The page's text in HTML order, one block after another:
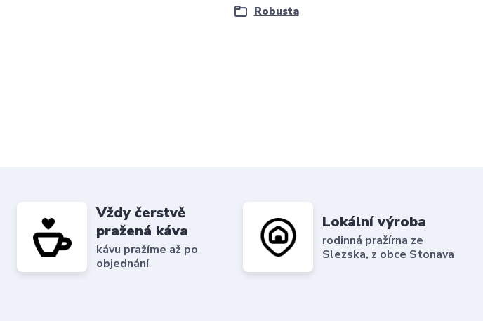
Robusta
Vždy čerstvě
pražená káva
kávu pražíme až po
objednání
Lokální výroba
rodinná pražírna ze
Slezska, z obce Stonava